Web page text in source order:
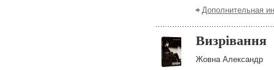
Дополнительная
Визрівання
Жовна Александр